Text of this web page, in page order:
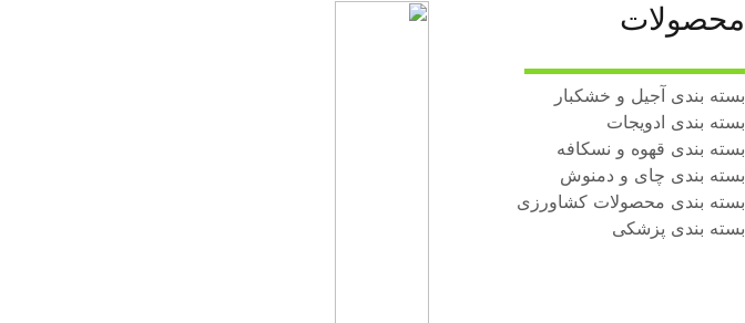
محصولات
بسته بندی آجیل و خشکبار
بسته‌ بندی ادویجات
بسته بندی قهوه و نسکافه
بسته بندی چای و دمنوش
بسته بندی محصولات کشاورزی
بسته بندی پزشکی